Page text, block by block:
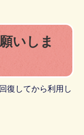
いしま
復してから利用し